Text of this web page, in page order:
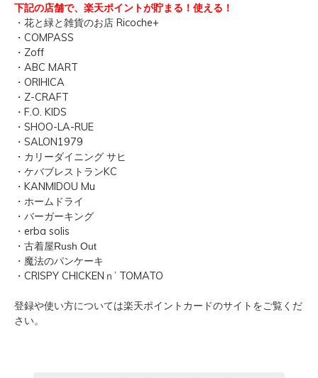
下記の店舗で、楽天ポイントが貯まる！ 使える！
・花と緑と雑貨のお店 Ricoche+
・COMPASS
・Zoff
・ABC MART
・ORIHICA
・Z-CRAFT
・F.O. KIDS
・SHOO-LA-RUE
・SALON1979
・カリーダイニング サヒ
・ケバブレストランKC
・KANMIDOU Mu
・ホームドライ
・バーガーキング
・erba solis
・古着屋Rush Out
・魔法のパンケーキ
・ CRISPY CHICKENｎ’ TOMATO
登録や使い方については楽天ポイントカードのサイトをご覧くだ
さい。